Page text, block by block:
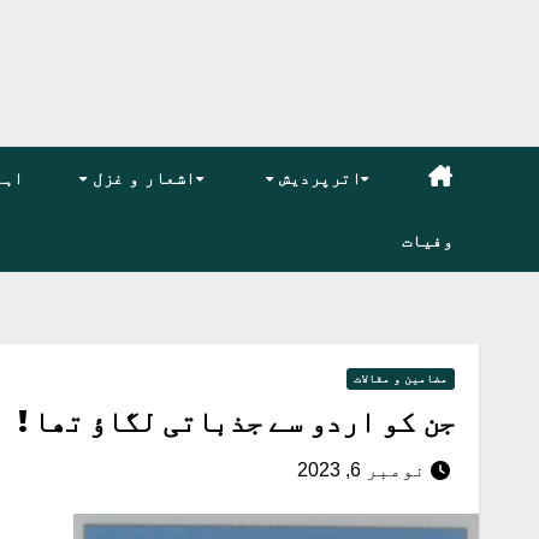
اترپردیش اشعار و غزل
وفیات
مضامین و مقالات
جن کو اردو سے جذباتی لگاؤ تھا !
نومبر 6, 2023